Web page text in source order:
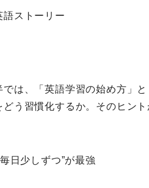
語ストーリー
は、 「英語学習の始め方」と
どう 習慣化するか。そのヒント
日少しずつ”が最強